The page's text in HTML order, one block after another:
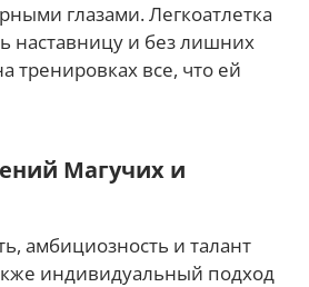
глазами. Легкоатлетка
наставницу и без лишних
тренировках все, что ей
Магучих и
амбициозность и талант
индивидуальный подход